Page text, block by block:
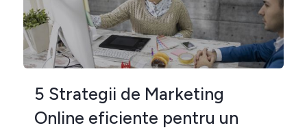
5 Strategii de Marketing
Online eficiente pentru un